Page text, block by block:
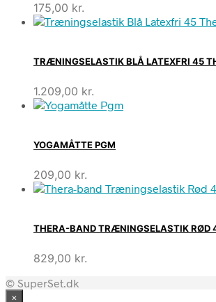
175,00 kr.
TRÆNINGSELASTIK BLÅ LATEXFRI 45
1.209,00 kr.
YOGAMÅTTE PGM
209,00 kr.
THERA-BAND TRÆNINGSELASTIK RØD
829,00 kr.
© SuperSet.dk
×